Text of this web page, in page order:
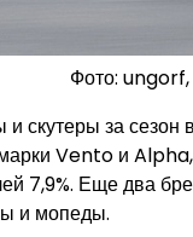
Фото:
скутеры за сезон
Vento и
7,9%. Еще два
и мопеды.